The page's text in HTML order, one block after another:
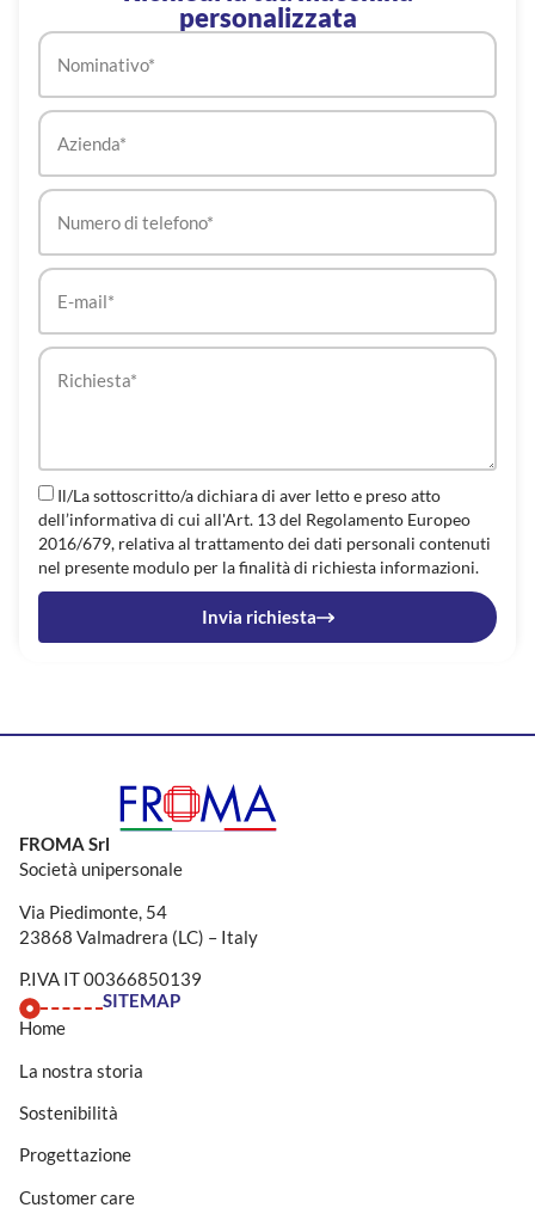
personalizzata
Il/La sottoscritto/a dichiara di aver letto e preso atto
dell’informativa di cui all'Art. 13 del Regolamento Europeo
2016/679, relativa al trattamento dei dati personali contenuti
nel presente modulo per la finalità di richiesta informazioni.
Invia richiesta
FROMA Srl
Società unipersonale
Via Piedimonte, 54
23868 Valmadrera (LC) – Italy
P.IVA IT 00366850139
SITEMAP
Home
La nostra storia
Sostenibilità
Progettazione
Customer care